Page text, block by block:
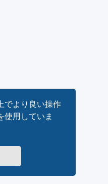
でより良い操作
使用していま